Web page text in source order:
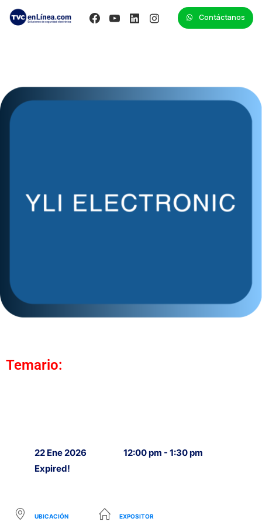
Contáctanos
Temario:
22 Ene 2026
Expired!
12:00 pm - 1:30 pm
UBICACIÓN EXPOSITOR